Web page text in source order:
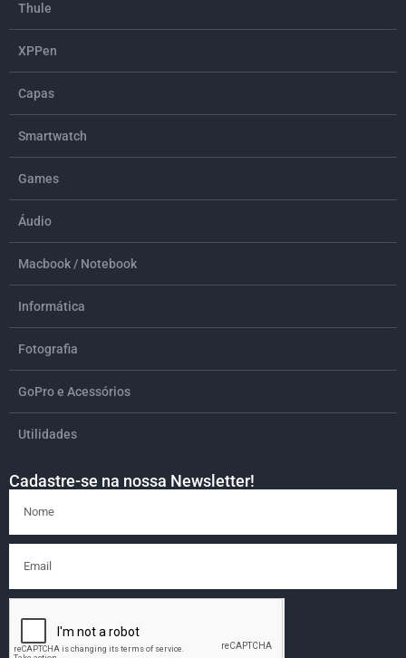
Thule
XPPen
Capas
Smartwatch
Games
Áudio
Macbook / Notebook
Informática
Fotografia
GoPro e Acessórios
Utilidades
Cadastre-se na nossa Newsletter!